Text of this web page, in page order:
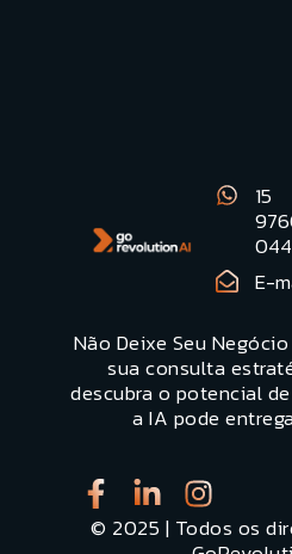
15
E-
Não Deixe Seu
sua consulta
descubra o potencial
a IA pode
© 2025 | Todos os